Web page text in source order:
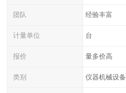
团队 经验丰富
计量单位 台
报价 量多价高
类别 仪器机械设备